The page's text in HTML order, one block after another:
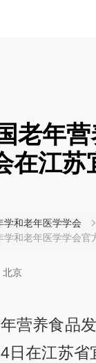
老年
在江苏
学和老年医学学会
学和老年医学学会官
北京
营养食品
在江苏省